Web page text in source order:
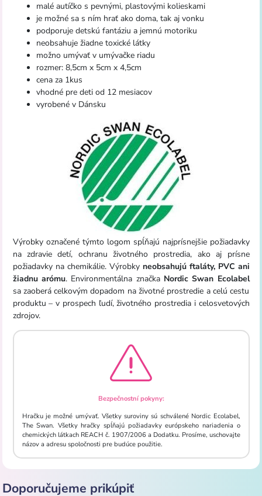
malé autíčko s pevnými, plastovými kolieskami
je možné sa s ním hrať ako doma, tak aj vonku
podporuje detskú fantáziu a jemnú motoriku
neobsahuje žiadne toxické látky
možno umývať v umývačke riadu
rozmer: 8,5cm x 5cm x 4,5cm
cena za 1kus
vhodné pre deti od 12 mesiacov
vyrobené v Dánsku
Výrobky označené týmto logom spĺňajú najprísnejšie požiadavky
na zdravie detí, ochranu životného prostredia, ako aj prísne
požiadavky na chemikálie. Výrobky neobsahujú ftaláty, PVC ani
žiadnu arómu. Environmentálna značka Nordic Swan Ecolabel
sa zaoberá celkovým dopadom na životné prostredie a celú cestu
produktu – v prospech ľudí, životného prostredia i celosvetových
zdrojov.
Bezpečnostní pokyny:
Hračku je možné umývať. Všetky suroviny sú schválené Nordic Ecolabel,
The Swan. Všetky hračky spĺňajú požiadavky európskeho nariadenia o
chemických látkach REACH č. 1907/2006 a Dodatku. Prosíme, uschovajte
názov a adresu spoločnosti pre budúce použitie.
Doporučujeme prikúpiť